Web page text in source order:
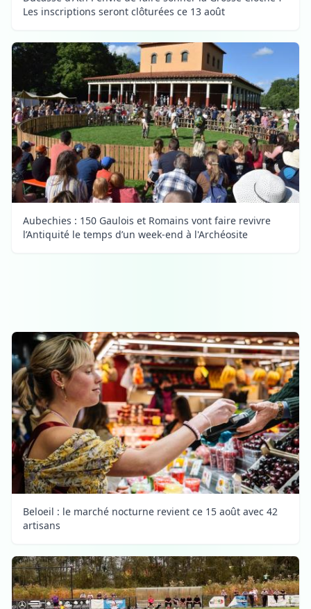
Les inscriptions seront clôturées ce 13 août
Aubechies : 150 Gaulois et Romains vont faire revivre
l’Antiquité le temps d’un week-end à l'Archéosite
Beloeil : le marché nocturne revient ce 15 août avec 42
artisans